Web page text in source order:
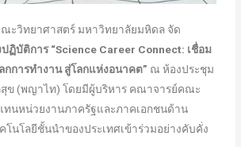
ณะวิทยาศาสตร์ มหาวิทยาลัยมหิดล จัด
ปฏิบัติการ “Science Career Connect: เชื่อม
กการทำงาน สู่โลกแห่งอนาคต” ณ ห้องประชุม
ข (พญาไท) โดยมีผู้บริหาร คณาจารย์คณะ
ทนหน่วยงานภาครัฐและภาคเอกชนด้าน
โนโลยีชั้นนำของประเทศเข้าร่วมอย่างคับคั่ง